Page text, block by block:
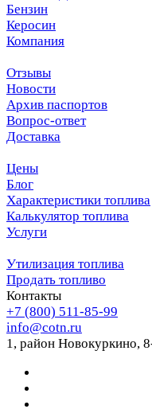
Бензин
Керосин
Компания
Отзывы
Новости
Архив паспортов
Вопрос-ответ
Доставка
Цены
Блог
Характеристики топлива
Калькулятор топлива
Услуги
Утилизация топлива
Продать топливо
Контакты
+7 (800) 511-85-99
info@cotn.ru
1, район Новокуркино,